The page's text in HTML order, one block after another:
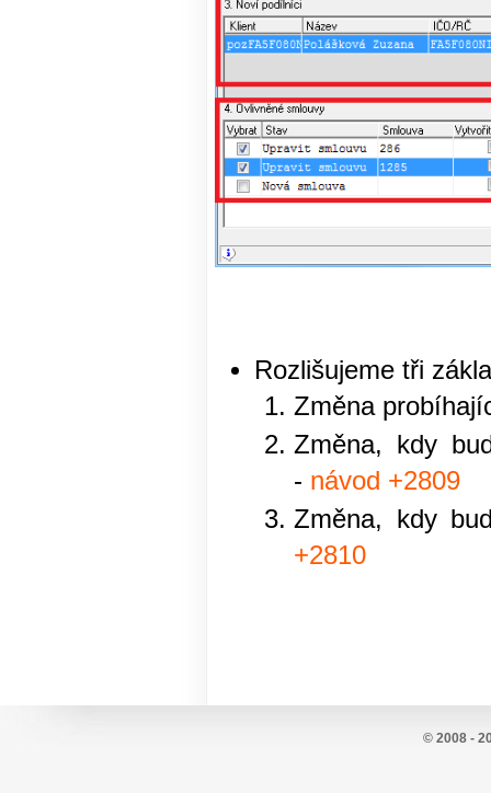
Rozlišujeme tři
Změna
Změna, kdy
- návod +2809
Změna, kdy
+2810
© 2008 -